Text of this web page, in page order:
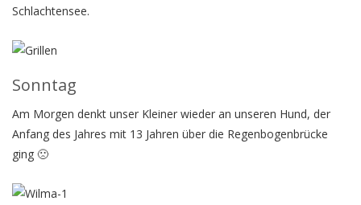
Schlachtensee.
Sonntag
Am Morgen denkt unser Kleiner wieder an unseren Hund, der
Anfang des Jahres mit 13 Jahren über die Regenbogenbrücke
ging 🙁